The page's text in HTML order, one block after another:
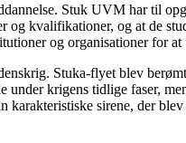
Stuk UVM har til
og kvalifikationer, og at de
og organisationer for
Stuka-flyet blev
krigens tidlige faser,
sirene, der